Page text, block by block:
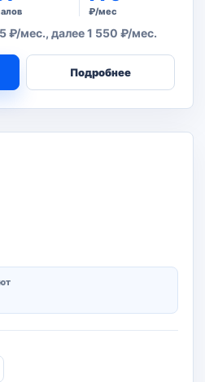
₽/мес
₽/мес., далее 1 550 ₽/мес.
Подробнее